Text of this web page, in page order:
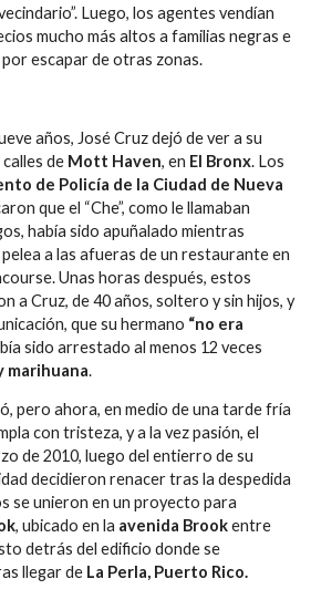
Luego, los agentes vendían
mucho más altos a familias negras e
escapar de otras zonas.
años, José Cruz dejó de ver a su
de Mott Haven, en El Bronx. Los
de Policía de la Ciudad de Nueva
que el “Che”, como le llamaban
había sido apuñalado mientras
a las afueras de un restaurante en
Unas horas después, estos
a Cruz, de 40 años, soltero y sin hijos, y
que su hermano “no era
sido arrestado al menos 12 veces
marihuana.
pero ahora, en medio de una tarde fría
con tristeza, y a la vez pasión, el
de 2010, luego del entierro de su
decidieron renacer tras la despedida
se unieron en un proyecto para
, ubicado en la avenida Brookentre
detrás del edificio donde se
llegar de La Perla, Puerto Rico.